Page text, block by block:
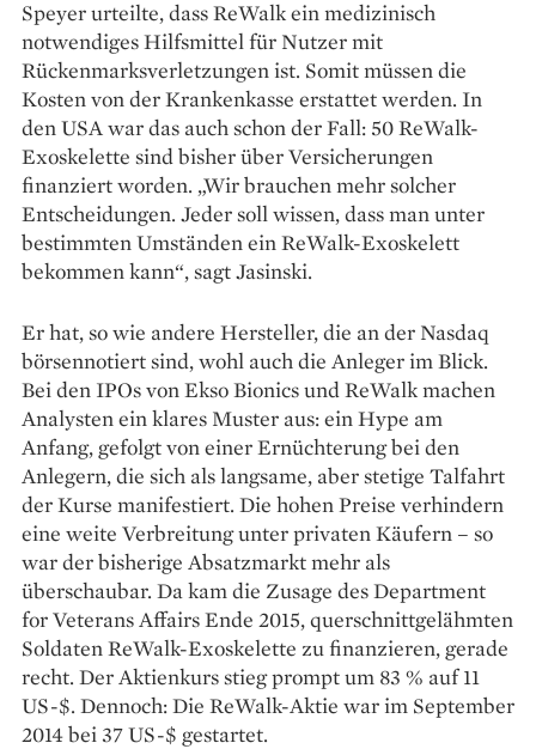
Speyer urteilte, dass ReWalk ein medizinisch
notwendiges Hilfs­mittel für Nutzer mit
Rückenmarksverletzungen ist. Somit müssen die
Kosten von der Krankenkasse erstattet werden. In
den USA war das auch schon der Fall: 50 ReWalk-
Exoskelette sind bisher über Versicherungen
finanziert worden. „Wir brauchen mehr solcher
Entscheidungen. Jeder soll wissen, dass man unter
bestimmten Umständen ein ReWalk-Exoskelett
bekommen kann“, sagt Jasinski.
Er hat, so wie andere Her­steller, die an der Nasdaq
börsen­notiert sind, wohl auch die Anleger im Blick.
Bei den IPOs von Ekso Bionics und ReWalk machen
Analysten ein klares Muster aus: ein Hype am
Anfang, gefolgt von einer Ernüch­terung bei den
Anlegern, die sich als langsame, aber stetige Talfahrt
der Kurse manifestiert. Die hohen Preise verhindern
eine weite Verbreitung unter privaten Käufern – so
war der bisherige Absatzmarkt mehr als
überschaubar. Da kam die Zusage des Department
for Veterans Affairs Ende 2015, querschnitt­gelähmten
Soldaten ReWalk-Exo­skelette zu finanzieren, gerade
recht. Der Aktienkurs stieg prompt um 83 % auf 11
US-$. Dennoch: Die ReWalk-Aktie war im September
2014 bei 37 US-$ gestartet.